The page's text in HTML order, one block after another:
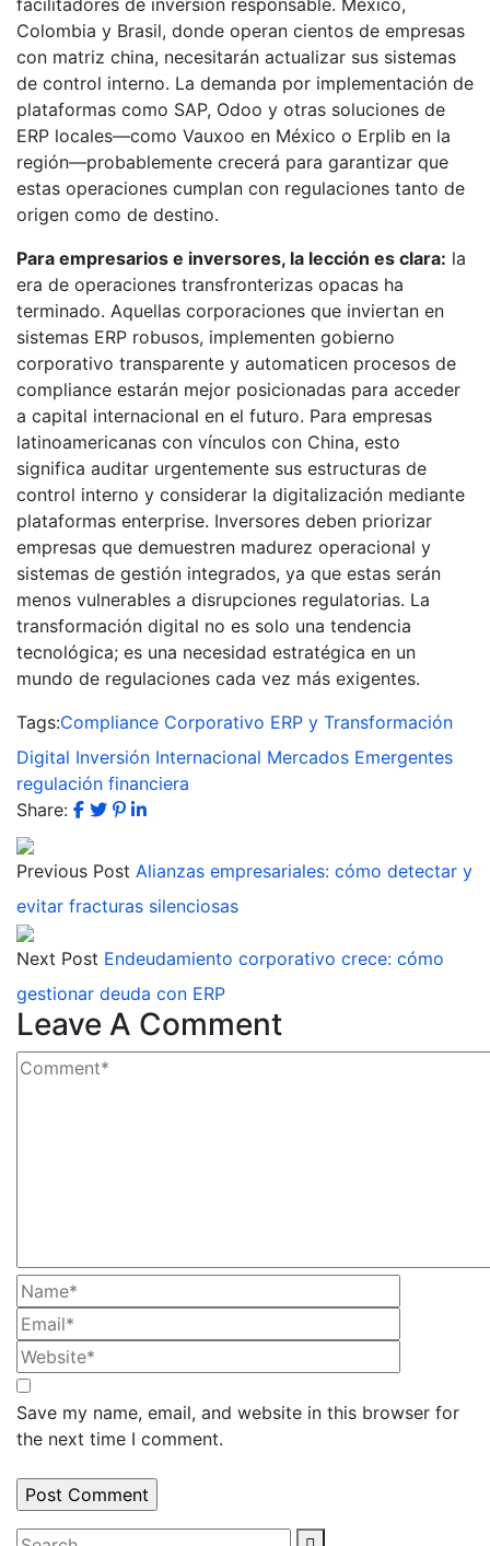
Colombia y Brasil, donde operan cientos de empresas
con matriz china, necesitarán actualizar sus sistemas
de control interno. La demanda por implementación de
plataformas como SAP, Odoo y otras soluciones de
ERP locales—como Vauxoo en México o Erplib en la
región—probablemente crecerá para garantizar que
estas operaciones cumplan con regulaciones tanto de
origen como de destino.
Para empresarios e inversores, la lección es clara: la
era de operaciones transfronterizas opacas ha
terminado. Aquellas corporaciones que inviertan en
sistemas ERP robusos, implementen gobierno
corporativo transparente y automaticen procesos de
compliance estarán mejor posicionadas para acceder
a capital internacional en el futuro. Para empresas
latinoamericanas con vínculos con China, esto
significa auditar urgentemente sus estructuras de
control interno y considerar la digitalización mediante
plataformas enterprise. Inversores deben priorizar
empresas que demuestren madurez operacional y
sistemas de gestión integrados, ya que estas serán
menos vulnerables a disrupciones regulatorias. La
transformación digital no es solo una tendencia
tecnológica; es una necesidad estratégica en un
mundo de regulaciones cada vez más exigentes.
Tags:Compliance Corporativo ERP y Transformación
Digital Inversión Internacional Mercados Emergentes
regulación financiera
Share:
Previous Post Alianzas empresariales: cómo detectar y
evitar fracturas silenciosas
Next Post Endeudamiento corporativo crece: cómo
gestionar deuda con ERP
Leave A Comment
Save my name, email, and website in this browser for
the next time I comment.